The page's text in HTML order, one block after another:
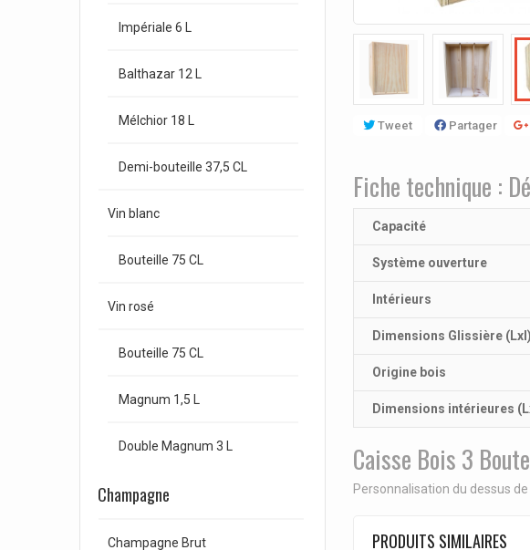
Impériale 6 L
Balthazar 12 L
Mélchior 18 L
Demi-bouteille 37,5 CL
Vin blanc
Bouteille 75 CL
Vin rosé
Bouteille 75 CL
Magnum 1,5 L
Double Magnum 3 L
Champagne
Champagne Brut
Tweet Partager
Fiche technique :
Capacité
Système ouverture
Intérieurs
Dimensions Glissière (Lxl)
Origine bois
Dimensions intérieures
Caisse Bois 3
Personnalisation du dessus
PRODUITS SIMILAIRES